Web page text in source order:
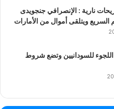
نارية : الإنصرافي جنجويدى
السريع ويتلقى أموال من الأمارات
اللجوء للسودانيين وتضع شروط